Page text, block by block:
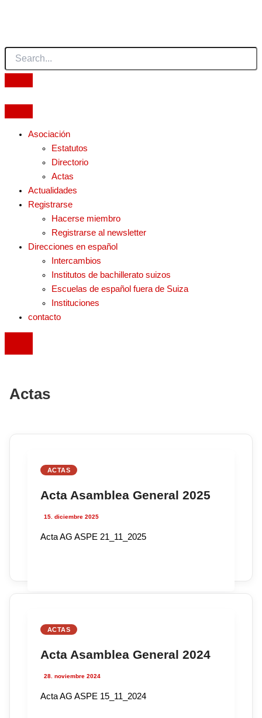
Asociación
Estatutos
Directorio
Actas
Actualidades
Registrarse
Hacerse miembro
Registrarse al newsletter
Direcciones en español
Intercambios
Institutos de bachillerato suizos
Escuelas de español fuera de Suiza
Instituciones
contacto
Actas
ACTAS
Acta Asamblea General 2025
15. diciembre 2025
Acta AG ASPE 21_11_2025
ACTAS
Acta Asamblea General 2024
28. noviembre 2024
Acta AG ASPE 15_11_2024